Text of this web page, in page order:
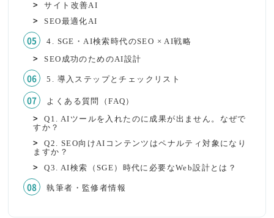
サイト改善AI
SEO最適化AI
4. SGE・AI検索時代のSEO × AI戦略
SEO成功のためのAI設計
5. 導入ステップとチェックリスト
よくある質問（FAQ）
Q1. AIツールを入れたのに成果が出ません。なぜで
すか？‍
Q2. SEO向けAIコンテンツはペナルティ対象になり
ますか？‍
Q3. AI検索（SGE）時代に必要なWeb設計とは？‍
執筆者・監修者情報